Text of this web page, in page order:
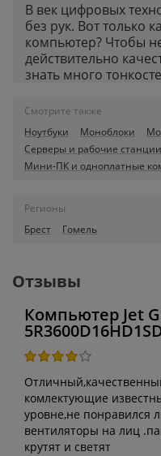
В век цифровых
без рук. Вот только
компьютер? Чтобы
действительно
знать много
Смотрите также
Ноутбуки
Моноблоки
Серверы и рабочие станции
Мини-ПК и одноплатные
Регионы
Брест
Гомель
Отзывы
Компьютер Jet
комлектующие
уровне,не понравился
вентиляторы на лиц
крутят и светят